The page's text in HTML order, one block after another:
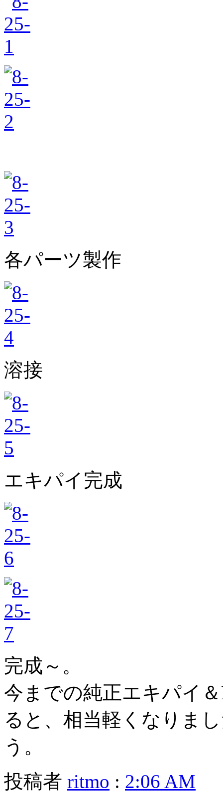
各パーツ製作
溶接
エキパイ完成
完成～。
今までの純正エキパイ
ると、相当軽くなりま
う。
投稿者 ritmo : 2:06 AM